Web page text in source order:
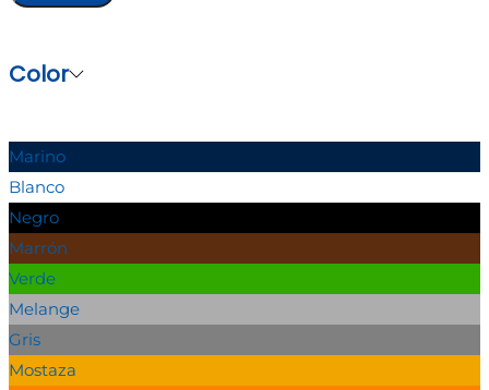
Color
Marino
Blanco
Negro
Marrón
Verde
Melange
Gris
Mostaza